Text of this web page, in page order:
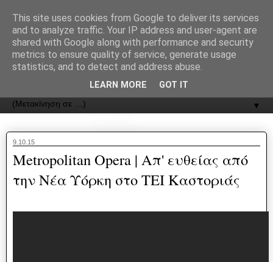
ΟΔΟΣ
▼
9.10.15
Metropolitan Opera | Απ' ευθείας από
την Νέα Υόρκη στο ΤΕΙ Καστοριάς
This site uses cookies from Google to deliver its services
and to analyze traffic. Your IP address and user-agent are
shared with Google along with performance and security
metrics to ensure quality of service, generate usage
statistics, and to detect and address abuse.
LEARN MORE GOT IT